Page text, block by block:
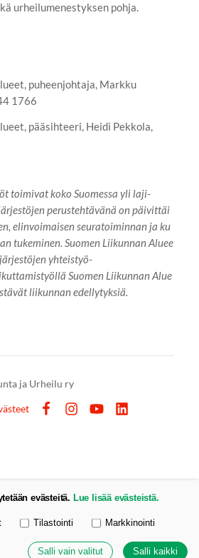
urheilumenestyksen pohja.
puheenjohtaja, Markku
1766
pääsihteeri, Heidi Pekkola,
toimivat koko Suomessa yli laji-
perustehtävänä on päivittäi
elinvoimaisen seuratoiminnan ja ku
tukeminen. Suomen Liikunnan Aluee
yhteistyö-
Suomen Liikunnan Alue
liikunnan edellytyksiä.
ja Urheilu ry
evästeitä. Lue lisää evästeistä.
Tilastointi Markkinointi
Salli vain valitut Salli kaikki